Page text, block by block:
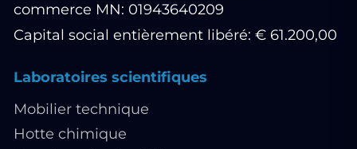
commerce MN: 01943640209
Capital social entièrement libéré: € 61.200,00
Laboratoires scientifiques
Mobilier technique
Hotte chimique